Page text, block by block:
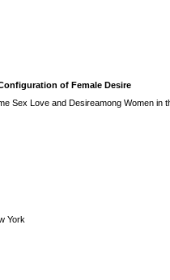
of Female Desire
Sex Love and Desireamong Women in
York